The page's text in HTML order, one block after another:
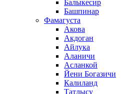
Балыкесир
Башпинар
Фамагуста
Акова
Акдоган
Айлука
Аланичи
Асланкой
Йени Богазичи
Калиланд
Татлысу